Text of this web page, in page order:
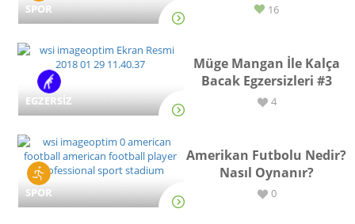
SPOR 16
EGZERSİZ
Müge Mangan İle Kalça
Bacak Egzersizleri #3
4
SPOR
Amerikan Futbolu Nedir?
Nasıl Oynanır?
0